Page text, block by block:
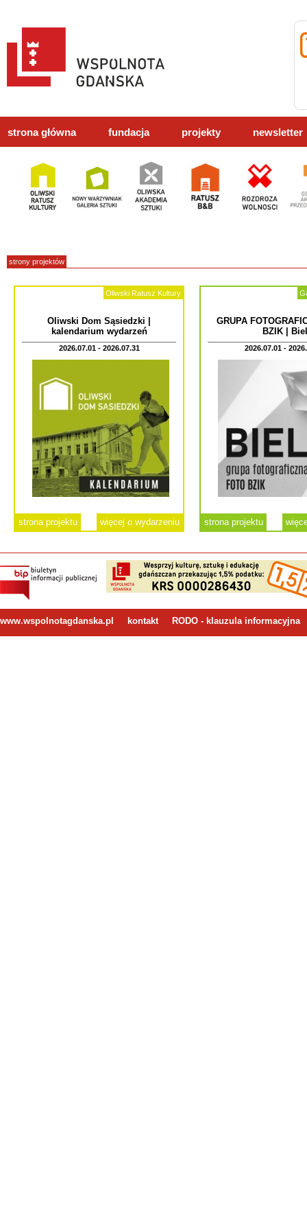
strona główna fundacja projekty newsletter
strony projektów
Oliwski Ratusz Kultury
Oliwski Dom Sąsiedzki |
kalendarium wydarzeń
2026.07.01 - 2026.07.31
strona projektu więcej o wydarzeniu
GRUPA
BZIK | Biel
2026.07.01 -
strona projektu
www.wspolnotagdanska.pl kontakt RODO - klauzula informacyjna